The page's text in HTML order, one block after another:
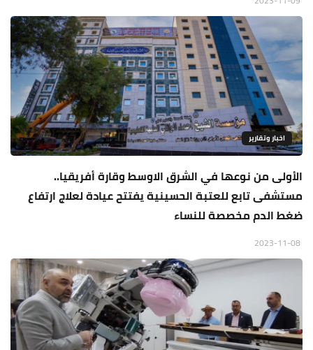
اخبار وتقارير
الأولى من نوعها في الشرق الاوسط وقارة أفريقيا..
مستشفى تابع للعتبة الحسينية يفتتح عيادة لعلاج ارتفاع
ضغط الدم مخصصة للنساء